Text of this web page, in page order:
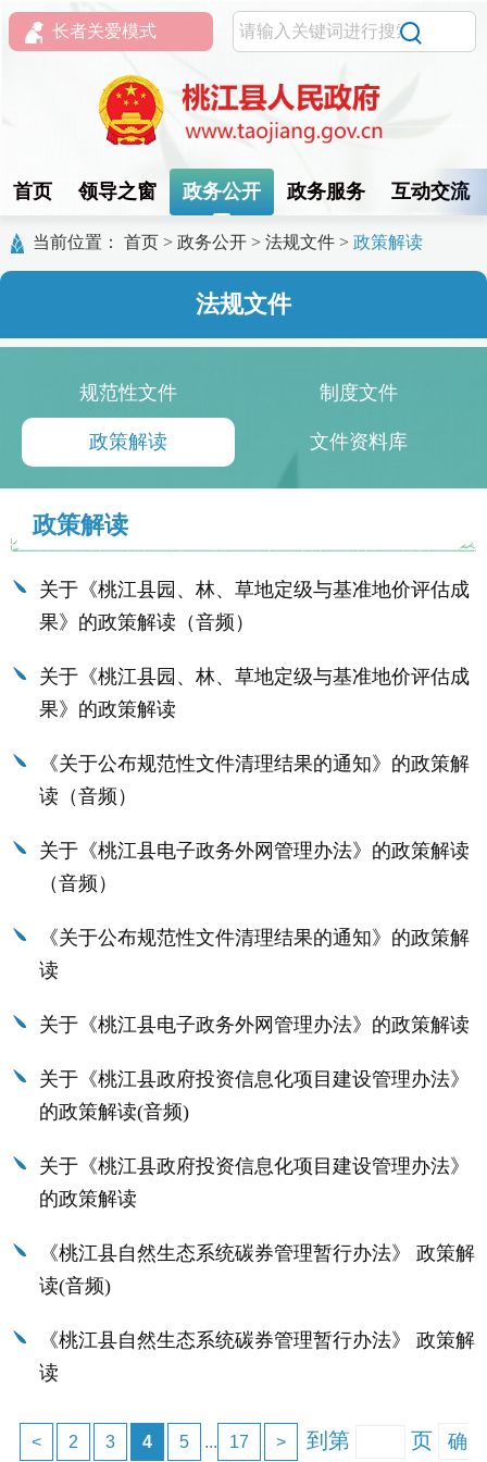
长者关爱模式
首页 领导之窗 政务公开 政务服务 互动交流
当前位置： 首页 > 政务公开 > 法规文件 > 政策解读
法规文件
规范性文件 制度文件
政策解读 文件资料库
政策解读
关于《桃江县园、林、草地定级与基准地价评估成
果》的政策解读（音频）
关于《桃江县园、林、草地定级与基准地价评估成
果》的政策解读
《关于公布规范性文件清理结果的通知》的政策解
读（音频）
关于《桃江县电子政务外网管理办法》的政策解读
（音频）
《关于公布规范性文件清理结果的通知》的政策解
读
关于《桃江县电子政务外网管理办法》的政策解读
关于《桃江县政府投资信息化项目建设管理办法》
的政策解读(音频)
关于《桃江县政府投资信息化项目建设管理办法》
的政策解读
《桃江县自然生态系统碳券管理暂行办法》 政策解
读(音频)
《桃江县自然生态系统碳券管理暂行办法》 政策解
读
< 2 3 4 5 ... 17 > 到第 页 确